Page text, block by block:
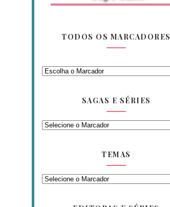
TODOS OS MARCADORES
SAGAS E SÉRIES
TEMAS